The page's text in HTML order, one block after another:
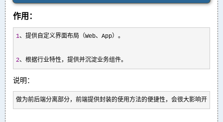
作用：
1、提供自定义界面布局（Web、App）。
2、根据行业特性，提供并沉淀业务组件。
说明：
做为前后端分离部分，前端提供封装的使用方法的便捷性，会很大影响开发效